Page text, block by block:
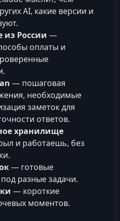
AI, какие версии и
из России —
оплаты и
— пошаговая
необходимые
заметок для
ответов.
хранилище
и работаешь, без
— готовые
разные задачи.
— короткие
моментов.